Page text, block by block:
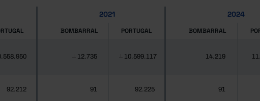
2021 2024
BOMBARRAL PORTUGAL BOMBARRAL
12.735 10.599.117 14.219
92.212 91 92.225 91